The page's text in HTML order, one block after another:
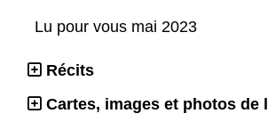
Lu pour vous mai 2023
Récits
Cartes, images et photos de